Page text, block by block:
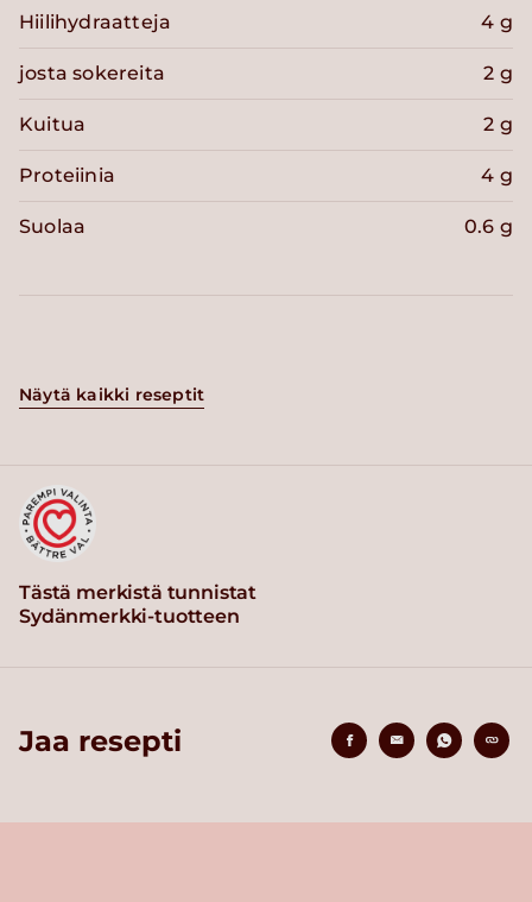
Hiilihydraatteja 4 g
josta sokereita 2 g
Kuitua 2 g
Proteiinia 4 g
Suolaa 0.6 g
Näytä kaikki reseptit
Tästä merkistä tunnistat
Sydänmerkki-tuotteen
Jaa resepti